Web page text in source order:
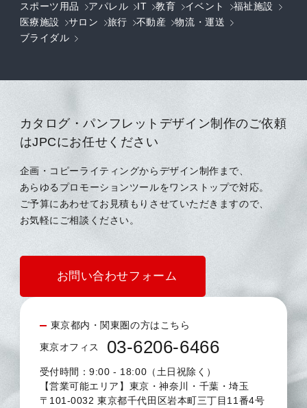
スポーツ用品
アパレル IT 教育 イベント
福祉施設
医療施設
サロン 旅行 不動産
物流・運送
ブライダル
カタログ・パンフレットデザイン制作のご依頼
はJPCにお任せください
企画・コピーライティングからデザイン制作まで、
あらゆるプロモーションツールをワンストップで対応。
ご予算にあわせてお見積もりさせていただきますので、
お気軽にご相談ください。
お問い合わせフォーム
東京都内・関東圏の方はこちら
東京オフィス 03-6206-6466
受付時間：9:00 - 18:00（土日祝除く）
【営業可能エリア】東京・神奈川・千葉・埼玉
〒101-0032 東京都千代田区岩本町三丁目11番4号